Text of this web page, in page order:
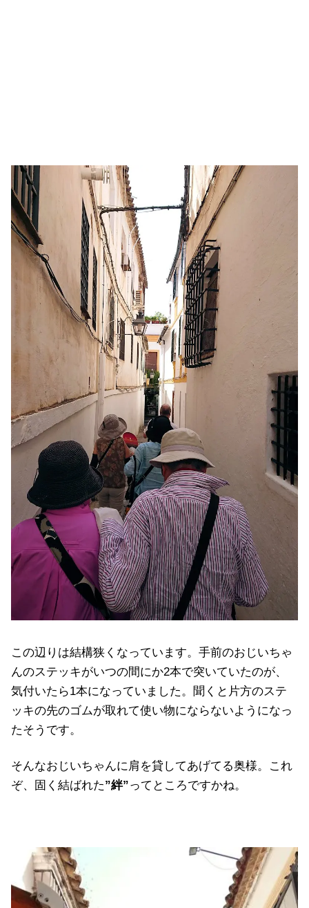
この辺りは結構狭くなっています。手前のおじいちゃ
んのステッキがいつの間にか2本で突いていたのが、
気付いたら1本になっていました。聞くと片方のステ
ッキの先のゴムが取れて使い物にならないようになっ
たそうです。
そんなおじいちゃんに肩を貸してあげてる奥様。これ
ぞ、固く結ばれた”絆”ってところですかね。